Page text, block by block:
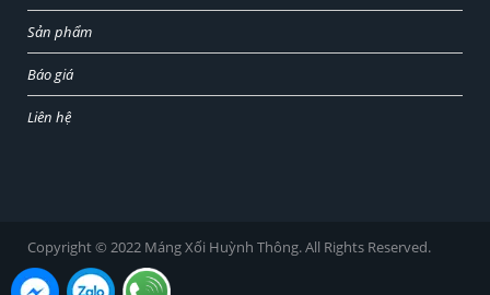
Sản phẩm
Báo giá
Liên hệ
Copyright © 2022 Máng Xối Huỳnh Thông. All Rights Reserved.